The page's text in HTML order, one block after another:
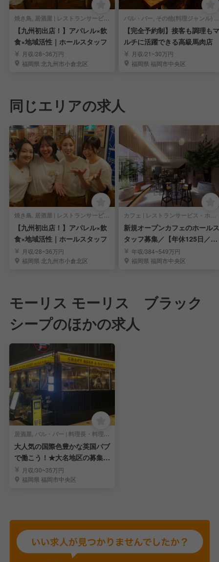
焼き鳥, 居酒屋 | レストランサービス・ホールスタッフ
【九州初出店！】アパレル×飲
食×地域活性｜ホールスタッフ
月収/28~36万円
福岡県 北九州市小倉北区
バル・バー, その他(料理ジャンル) | レスト
【完全予約制】接客も調理もマ
ルチに活躍できる高級馬肉店
月収/21~30万円
福岡県 福岡市中央区
同じエリアの求人
焼き鳥, 居酒屋 | レストランサービス・ホールスタッフ
【九州初出店！】アパレル×飲
食×地域活性｜ホールスタッフ
月収/28~36万円
福岡県 北九州市小倉北区
カフェ | レストランサービス・ホールスタッフ
新規オープンカフェのホールス
タッフ募集／【年休125日／完
全週休2日制】
年収/384~549万円
福岡県 福岡市中央区
モーリス モーリス ブラック
シープのほかの求人
居酒屋, バル・バー | 料理長・料理長候補
大人気の国際色豊かな英国パブ
で働こう！★大名地区の募集！
有給消滅無し★
月収/30~35万円
福岡県 福岡市中央区